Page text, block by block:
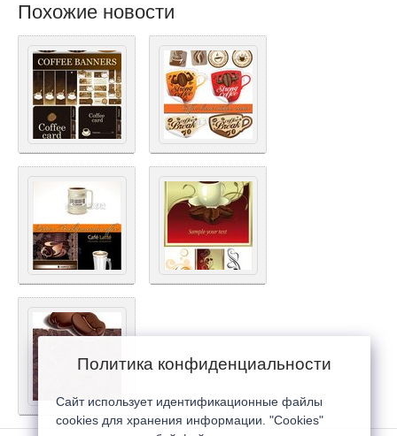
Похожие новости
Политика конфиденциальности
Сайт использует идентификационные файлы
cookies для хранения информации. "Cookies"